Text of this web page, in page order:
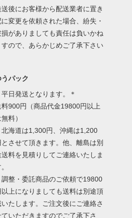
送後にお客様から配送業者に置き
変更を依頼された場合、紛失・
損がありましても責任は負いかね
すので、あらかじめご了承下さい
パック
日発送となります。＊
料900円（商品代金19800円以上
料）
北海道は1,300円、沖縄は1,200
とさせて頂きます。他、離島は別
送料を見積りしてご連絡いたしま
調整・委託商品のご依頼で19800
以上になりましても送料は別途頂
いたします。ご注文後にご連絡さ
ていただきますのでご了承下さ